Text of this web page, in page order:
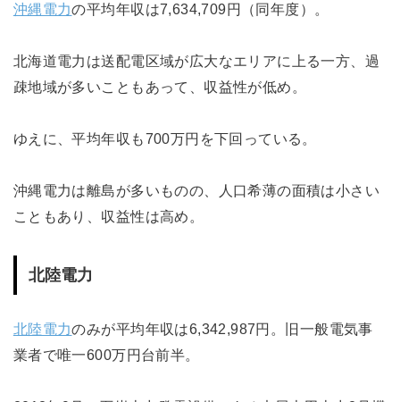
沖縄電力の平均年収は7,634,709円（同年度）。
北海道電力は送配電区域が広大なエリアに上る一方、過
疎地域が多いこともあって、収益性が低め。
ゆえに、平均年収も700万円を下回っている。
沖縄電力は離島が多いものの、人口希薄の面積は小さい
こともあり、収益性は高め。
北陸電力
北陸電力のみが平均年収は6,342,987円。旧一般電気事
業者で唯一600万円台前半。